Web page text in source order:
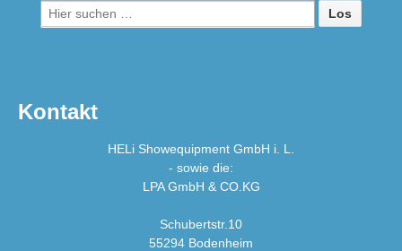
Suche
nach:
Kontakt
HELi Showequipment GmbH i. L.
- sowie die:
LPA GmbH & CO.KG
Schubertstr.10
55294 Bodenheim